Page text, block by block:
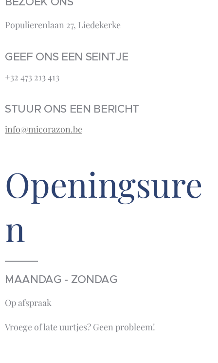
Populierenlaan 27, Liedekerke
GEEF ONS EEN SEINTJE
+32 473 213 413‬
STUUR ONS EEN BERICHT
info@micorazon.be
Openingsure
n
MAANDAG - ZONDAG
Op afspraak
Vroege of late uurtjes? Geen probleem!